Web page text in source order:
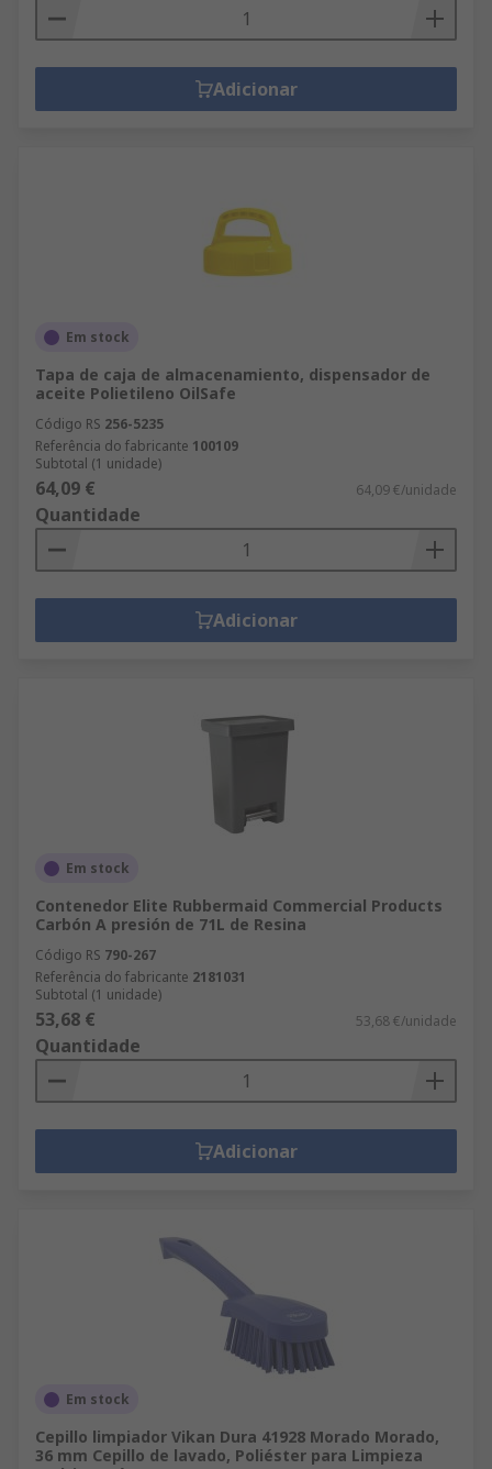
Adicionar
Em stock
Tapa de caja de almacenamiento, dispensador de
aceite Polietileno OilSafe
Código RS 256-5235
Referência do fabricante 100109
Subtotal (1 unidade)
64,09 € 64,09 €/unidade
Quantidade
Adicionar
Em stock
Contenedor Elite Rubbermaid Commercial Products
Carbón A presión de 71L de Resina
Código RS 790-267
Referência do fabricante 2181031
Subtotal (1 unidade)
53,68 € 53,68 €/unidade
Quantidade
Adicionar
Em stock
Cepillo limpiador Vikan Dura 41928 Morado Morado,
36 mm Cepillo de lavado, Poliéster para Limpieza